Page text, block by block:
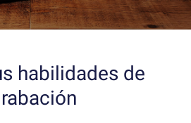
habilidades de